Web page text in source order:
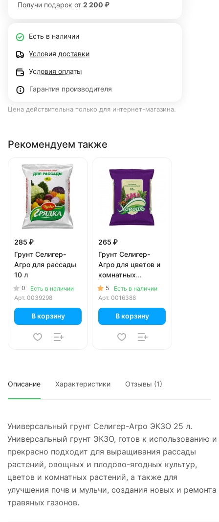
Получи подарок от 2 200 ₽
Есть в наличии
Условия доставки
Условия оплаты
Гарантия производителя
Цена действительна только для интернет-магазина.
Рекомендуем также
285 ₽
Грунт Селигер-
Агро для рассады
10 л
0
Есть в наличии
Арт. 0039298
В корзину
265 ₽
Грунт Селигер-
Агро для цветов и
комнатных
растений 10 л
5
Есть в наличии
Арт. 0016388
В корзину
Описание Характеристики Отзывы (1)
Универсальный грунт Селигер-Агро ЭКЗО 25 л.
Универсальный грунт ЭКЗО, готов к использованию и
прекрасно подходит для выращивания рассады
растений, овощных и плодово-ягодных культур,
цветов и комнатных растений, а также для
улучшения почв и мульчи, создания новых и ремонта
травяных газонов.